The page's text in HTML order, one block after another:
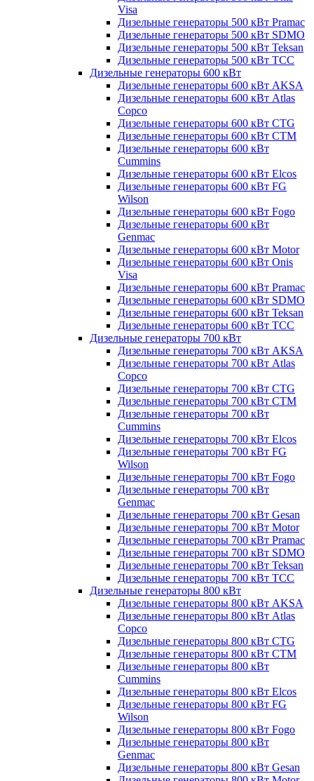
Visa
Дизельные генераторы 500 кВт Pramac
Дизельные генераторы 500 кВт SDMO
Дизельные генераторы 500 кВт Teksan
Дизельные генераторы 500 кВт ТСС
Дизельные генераторы 600 кВт
Дизельные генераторы 600 кВт AKSA
Дизельные генераторы 600 кВт Atlas
Copco
Дизельные генераторы 600 кВт CTG
Дизельные генераторы 600 кВт CTM
Дизельные генераторы 600 кВт
Cummins
Дизельные генераторы 600 кВт Elcos
Дизельные генераторы 600 кВт FG
Wilson
Дизельные генераторы 600 кВт Fogo
Дизельные генераторы 600 кВт
Genmac
Дизельные генераторы 600 кВт Motor
Дизельные генераторы 600 кВт Onis
Visa
Дизельные генераторы 600 кВт Pramac
Дизельные генераторы 600 кВт SDMO
Дизельные генераторы 600 кВт Teksan
Дизельные генераторы 600 кВт ТСС
Дизельные генераторы 700 кВт
Дизельные генераторы 700 кВт AKSA
Дизельные генераторы 700 кВт Atlas
Copco
Дизельные генераторы 700 кВт CTG
Дизельные генераторы 700 кВт CTM
Дизельные генераторы 700 кВт
Cummins
Дизельные генераторы 700 кВт Elcos
Дизельные генераторы 700 кВт FG
Wilson
Дизельные генераторы 700 кВт Fogo
Дизельные генераторы 700 кВт
Genmac
Дизельные генераторы 700 кВт Gesan
Дизельные генераторы 700 кВт Motor
Дизельные генераторы 700 кВт Pramac
Дизельные генераторы 700 кВт SDMO
Дизельные генераторы 700 кВт Teksan
Дизельные генераторы 700 кВт ТСС
Дизельные генераторы 800 кВт
Дизельные генераторы 800 кВт AKSA
Дизельные генераторы 800 кВт Atlas
Copco
Дизельные генераторы 800 кВт CTG
Дизельные генераторы 800 кВт CTM
Дизельные генераторы 800 кВт
Cummins
Дизельные генераторы 800 кВт Elcos
Дизельные генераторы 800 кВт FG
Wilson
Дизельные генераторы 800 кВт Fogo
Дизельные генераторы 800 кВт
Genmac
Дизельные генераторы 800 кВт Gesan